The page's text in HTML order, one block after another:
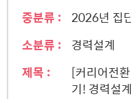
중분류 :
2026년 집
소분류 :
경력설계
제목 :
[커리어전
기! 경력설